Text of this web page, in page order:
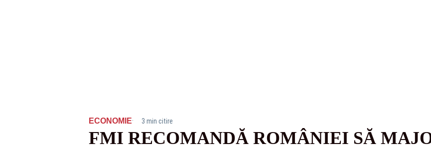
ECONOMIE· 3 min citire
FMI RECOMANDĂ ROMÂNIEI SĂ